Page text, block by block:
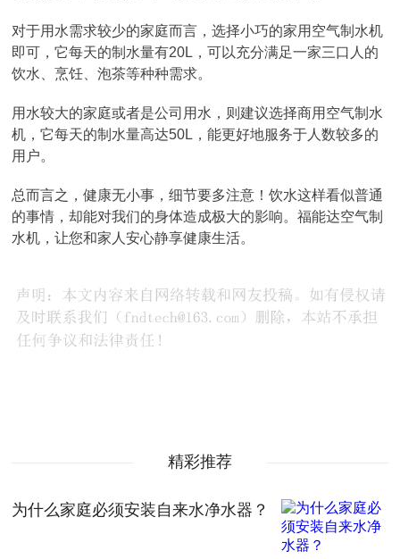
对于用水需求较少的家庭而言，选择小巧的家用空气制水机
即可，它每天的制水量有20L，可以充分满足一家三口人的
饮水、烹饪、泡茶等种种需求。
用水较大的家庭或者是公司用水，则建议选择商用空气制水
机，它每天的制水量高达50L，能更好地服务于人数较多的
用户。
总而言之，健康无小事，细节要多注意！饮水这样看似普通
的事情，却能对我们的身体造成极大的影响。福能达空气制
水机，让您和家人安心静享健康生活。
精彩推荐
为什么家庭必须安装自来水净水器？